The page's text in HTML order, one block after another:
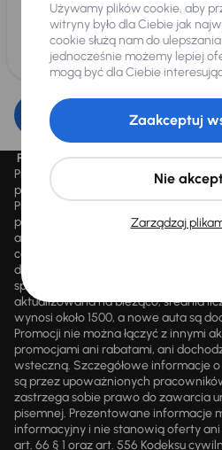
Edytuj filtr
Promocja „Letnie przeceny aż 1500
Promocja „Letnie przeceny aż 1500
placówkach Autocentrum AAA AUTO
Promocja polega na możliwości
przecenionych, wskazanych w
aaaauto.pl/promocja, ze zniżką
cenie. Zniżka jest obliczana jako
danego pojazdu z 30 dni przed
sprzedaży. Liczba samochodów
aktualizowana na bieżąco; średnia
wynosi około 1500, a nowe auta są
Promocji nie można łączyć z innymi
promocjami ani rabatami, ani
wsteczną. Szczegółowe informacje
są przez upoważnionych
zastrzega sobie prawo do zawarcia
pisemnej. Prezentowane informacje
informacyjny i nie stanowią oferty
art. 66 § 1 oraz art. 556 Kodeksu
Używamy plików cookie, aby
witryny było dla Ciebie jak
cookie służą nam do
jednocześnie możemy lepiej
mogą być dla Ciebie
Zarządzaj
Nie
Zaakceptuj